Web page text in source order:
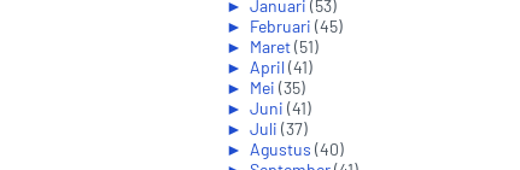
► Januari (53)
► Februari (45)
► Maret(51)
► April(41)
► Mei (35)
► Juni (41)
► Juli (37)
► Agustus (40)